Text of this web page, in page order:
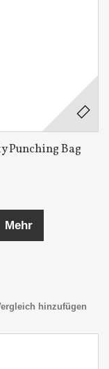
Punching Bag
Mehr
hinzufügen